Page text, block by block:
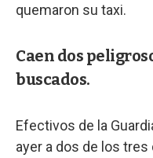
quemaron su taxi.
Caen dos
buscados.
Efectivos de la
ayer a dos de los